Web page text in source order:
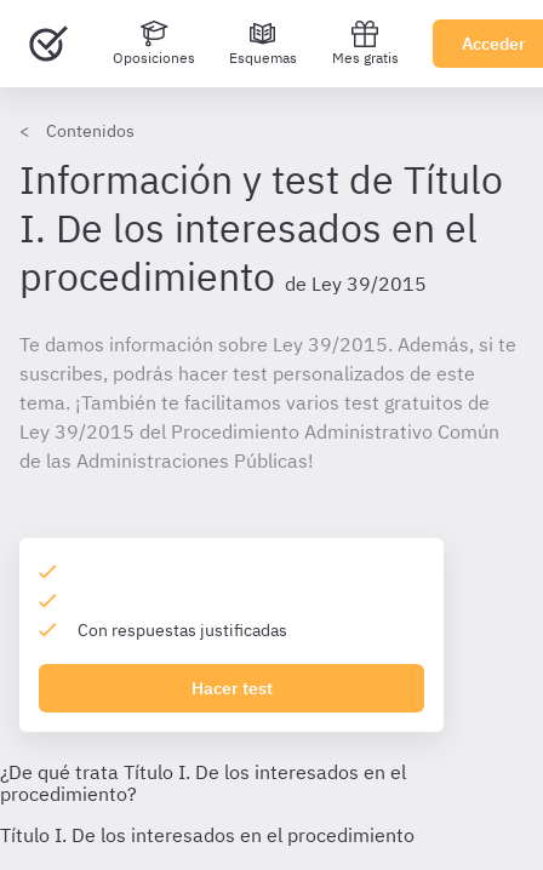
Oposiciones Esquemas Mes gratis
Acceder
Contenidos
Información y test de Título
I. De los interesados en el
procedimiento de Ley 39/2015
Te damos información sobre Ley 39/2015. Además, si te
suscribes, podrás hacer test personalizados de este
tema. ¡También te facilitamos varios test gratuitos de
Ley 39/2015 del Procedimiento Administrativo Común
de las Administraciones Públicas!
Con respuestas justificadas
Hacer test